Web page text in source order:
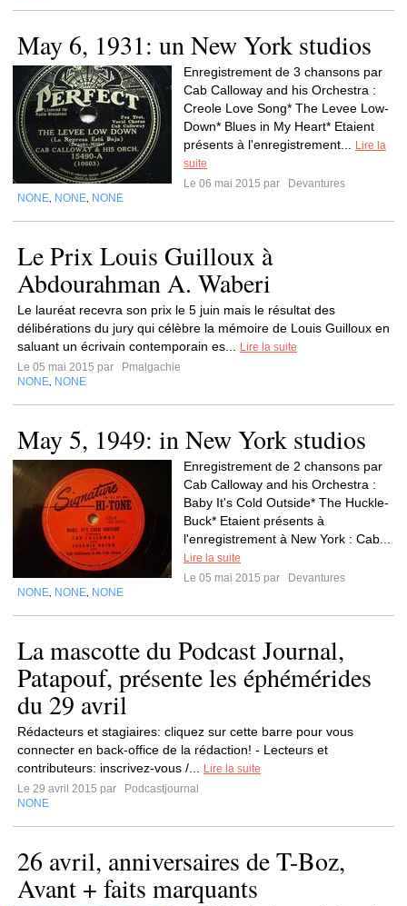
May 6, 1931: un New York studios
Enregistrement de 3 chansons par
Cab Calloway and his Orchestra :
Creole Love Song* The Levee Low-
Down* Blues in My Heart* Etaient
présents à l'enregistrement...
Lire la
suite
Le 06 mai 2015 par
Devantures
NONE NONE NONE
Le Prix Louis Guilloux à
Abdourahman A. Waberi
Le lauréat recevra son prix le 5 juin mais le résultat des
délibérations du jury qui célèbre la mémoire de Louis Guilloux en
saluant un écrivain contemporain es...
Lire la suite
Le 05 mai 2015 par
Pmalgachie
NONE NONE
May 5, 1949: in New York studios
Enregistrement de 2 chansons par
Cab Calloway and his Orchestra :
Baby It's Cold Outside* The Huckle-
Buck* Etaient présents à
l'enregistrement à New York : Cab...
Lire la suite
Le 05 mai 2015 par
Devantures
NONE NONE NONE
La mascotte du Podcast Journal,
Patapouf, présente les éphémérides
du 29 avril
Rédacteurs et stagiaires: cliquez sur cette barre pour vous
connecter en back-office de la rédaction! - Lecteurs et
contributeurs: inscrivez-vous /...
Lire la suite
Le 29 avril 2015 par
Podcastjournal
NONE
26 avril, anniversaires de T-Boz,
Avant + faits marquants